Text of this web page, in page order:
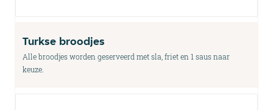
Turkse broodjes
Alle broodjes worden geserveerd met sla, friet en 1 saus naar
keuze.